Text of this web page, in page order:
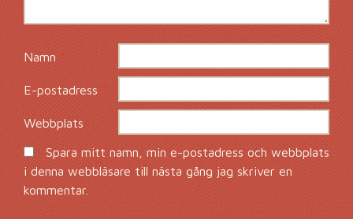
Namn*
E-postadress*
Webbplats
Spara mitt namn, min e-postadress och webbplats
i denna webbläsare till nästa gång jag skriver en
kommentar.